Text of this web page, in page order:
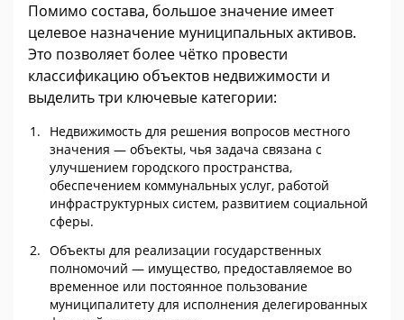
Помимо состава, большое значение имеет
целевое назначение муниципальных активов.
Это позволяет более чётко провести
классификацию объектов недвижимости и
выделить три ключевые категории:
Недвижимость для решения вопросов местного
значения — объекты, чья задача связана с
улучшением городского пространства,
обеспечением коммунальных услуг, работой
инфраструктурных систем, развитием социальной
сферы.
Объекты для реализации государственных
полномочий — имущество, предоставляемое во
временное или постоянное пользование
муниципалитету для исполнения делегированных